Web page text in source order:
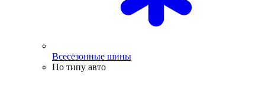
Всесезонные шины
По типу авто